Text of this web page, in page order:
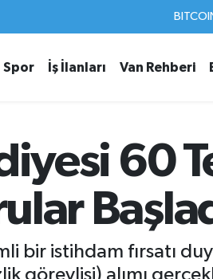
Spor İş İlanları Van Rehberi
60
bir istihdam fırsatı
görevlisi) alımı